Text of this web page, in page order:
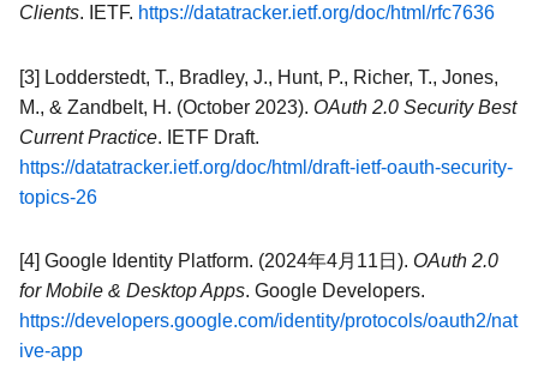
Clients. IETF. https://datatracker.ietf.org/doc/html/rfc7636
[3] Lodderstedt, T., Bradley, J., Hunt, P., Richer, T., Jones,
M., & Zandbelt, H. (October 2023). OAuth 2.0 Security Best
Current Practice. IETF Draft.
https://datatracker.ietf.org/doc/html/draft-ietf-oauth-security-
topics-26
[4] Google Identity Platform. (2024年4月11日). OAuth 2.0
for Mobile & Desktop Apps. Google Developers.
https://developers.google.com/identity/protocols/oauth2/nat
ive-app